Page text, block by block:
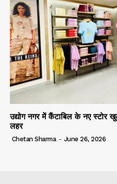
उद्योग नगर में कैंटाबिल के नए स्टोर
लहर
Chetan Sharma - June 26, 2026